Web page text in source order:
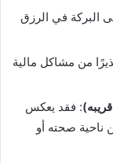
البركة في الرزق
من مشاكل مالية
: فقد يعكس
ناحية صحته أو